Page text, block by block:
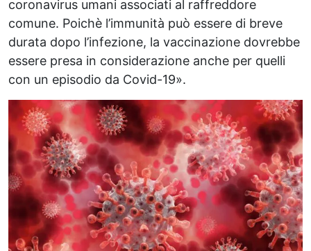
coronavirus umani associati al raffreddore
comune. Poichè l’immunità può essere di breve
durata dopo l’infezione, la vaccinazione dovrebbe
essere presa in considerazione anche per quelli
con un episodio da Covid-19».